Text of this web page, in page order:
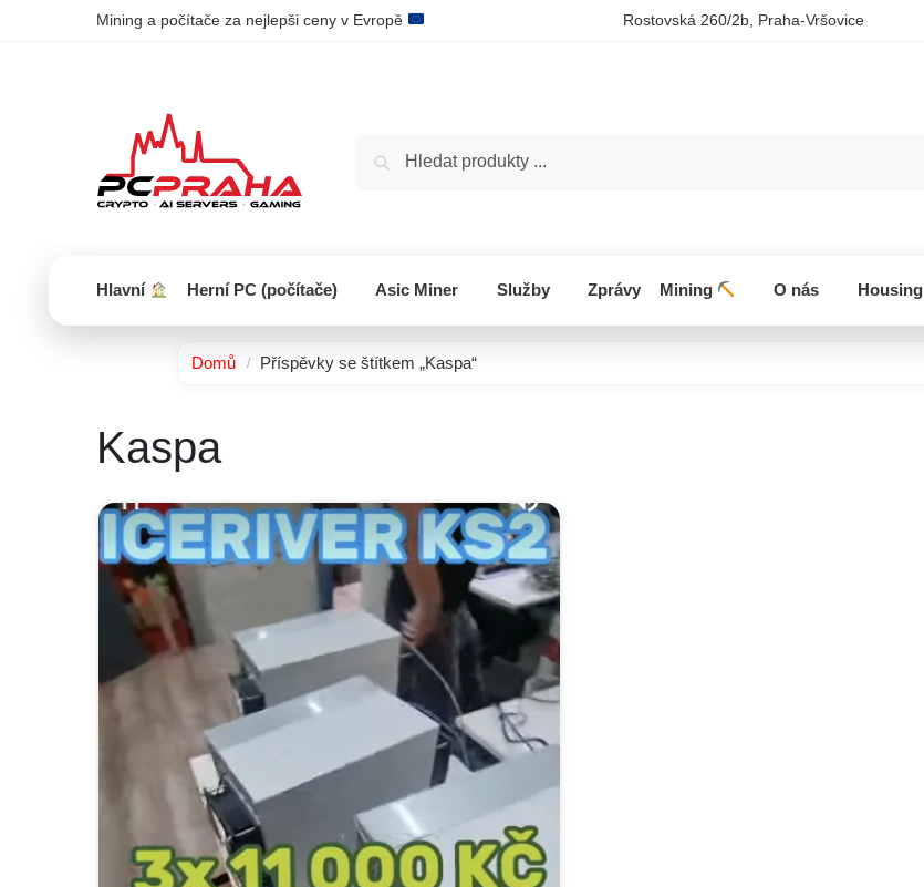
Mining a počítače za nejlepši ceny v Evropě Rostovská 260/2b, Praha-Vršovice
Hlavní Herní PC (počítače) Asic Miner Služby Zprávy Mining O nás Housing
Domů / Příspěvky se štítkem „Kaspa“
Kaspa